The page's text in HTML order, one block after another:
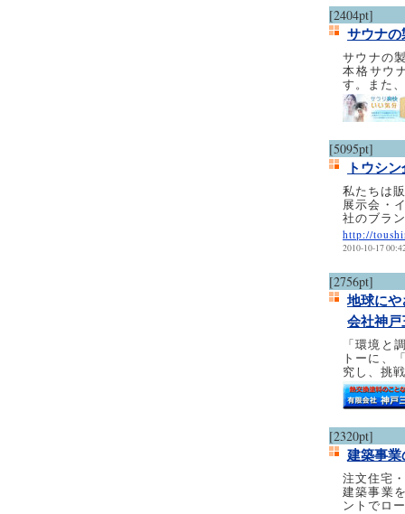
[2404pt]
サウナ
サウナの
本格サウ
す。また
[5095pt]
トウシ
私たちは
展示会・
社のブラ
http://
2010-10-17
[2756pt]
地球に
会社神
「環境と
トーに、
究し、挑
[2320pt]
建築事
注文住宅
建築事業
ントでロ